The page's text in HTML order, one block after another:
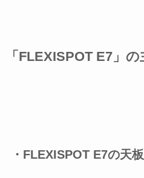
「FLEXISPOT E7」
・FLEXISPOT E7の天板